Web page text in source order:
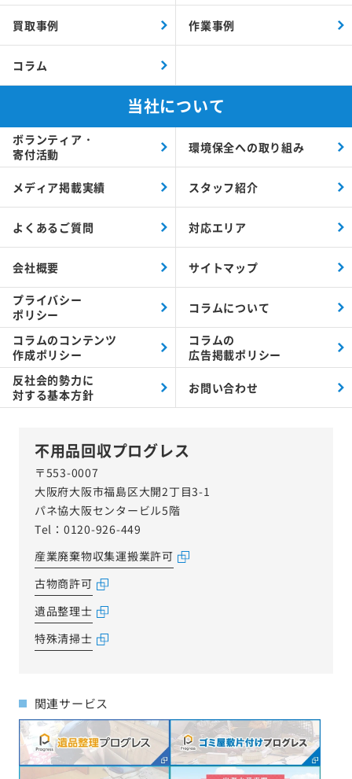
不用品回収プログレス
〒553-0007
大阪府大阪市福島区大開2丁目3-1
パネ協大阪センタービル5階
Tel：0120-926-449
産業廃棄物収集運搬業許可
古物商許可
遺品整理士
特殊清掃士
買取事例 作業事例
コラム
当社について
ボランティア・
寄付活動
環境保全への取り組み
メディア掲載実績 スタッフ紹介
よくあるご質問 対応エリア
会社概要 サイトマップ
プライバシー
ポリシー
コラムについて
コラムの コンテンツ
作成ポリシー
コラムの
広告掲載ポリシー
反社会的勢力に
対する基本方針 お問い合わせ
関連サービス